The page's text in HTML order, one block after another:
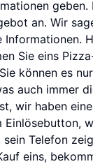
geben.
an. Wir
Informationen.
Sie eins
können es
auch immer
wir haben
Einlösebutton,
sein Telefon
eins,